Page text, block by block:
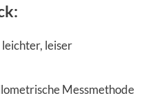
leiser
Messmethode